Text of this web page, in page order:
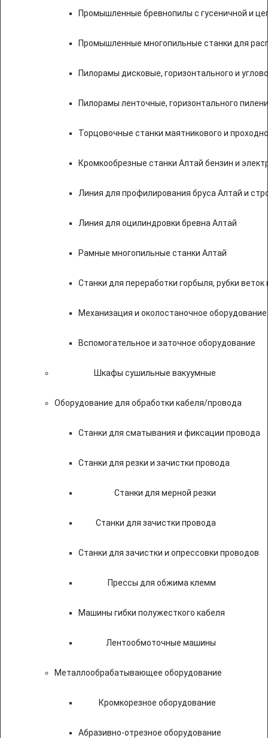
Промышленные бревнопилы с гусеничной и
Промышленные многопильные станки для
Пилорамы дисковые, горизонтального и
Пилорамы ленточные, горизонтального
Торцовочные станки маятникового и
Кромкообрезные станки Алтай бензин и
Линия для профилирования бруса Алтай и
Линия для оцилиндровки бревна Алтай
Рамные многопильные станки Алтай
Станки для переработки горбыля, рубки веток
Механизация и околостаночное оборудование
Вспомогательное и заточное оборудование
Шкафы сушильные вакуумные
Оборудование для обработки кабеля/провода
Станки для сматывания и фиксации провода
Станки для резки и зачистки провода
Станки для мерной резки
Станки для зачистки провода
Станки для зачистки и опрессовки проводов
Прессы для обжима клемм
Машины гибки полужесткого кабеля
Лентообмоточные машины
Металлообрабатывающее оборудование
Кромкорезное оборудование
Абразивно-отрезное оборудование